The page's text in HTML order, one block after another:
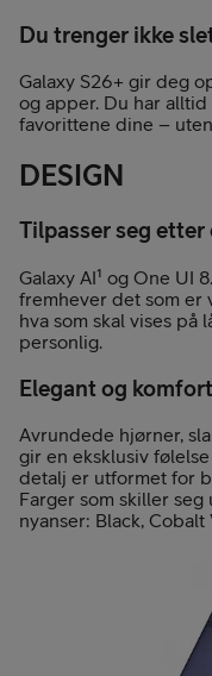
Du trenger ikke
Galaxy S26+ gir deg
og apper. Du har
favorittene dine –
DESIGN
Tilpasser seg etter
Galaxy AI¹ og One UI
fremhever det som er
hva som skal vises på
personlig.
Elegant og
Avrundede hjørner,
gir en eksklusiv
detalj er utformet for
Farger som skiller
nyanser: Black,